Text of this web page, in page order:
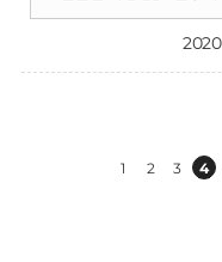
1 2 3 4